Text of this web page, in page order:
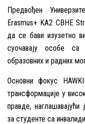
Предвођен
Erasmus+ KA2 CBHE
да се бави изузетно
суочавају особе
образовних и радних
Основни фокус
трансформације у
правде, наглашавајући
за студенте са